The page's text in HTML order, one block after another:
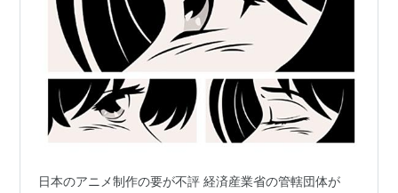
日本のアニメ制作の要が不評 経済産業省の管轄団体が